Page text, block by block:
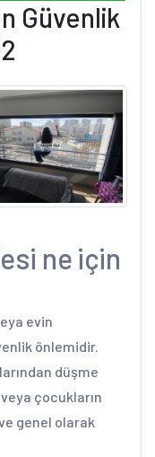
Güvenlik
ne için
evin
önlemidir.
düşme
çocukların
genel olarak